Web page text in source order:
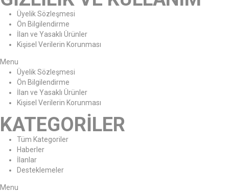
Üyelik Sözleşmesi
Ön Bilgilendirme
İlan ve Yasaklı Ürünler
Kişisel Verilerin Korunması
Menu
Üyelik Sözleşmesi
Ön Bilgilendirme
İlan ve Yasaklı Ürünler
Kişisel Verilerin Korunması
KATEGORİLER
Tüm Kategoriler
Haberler
İlanlar
Desteklemeler
Menu